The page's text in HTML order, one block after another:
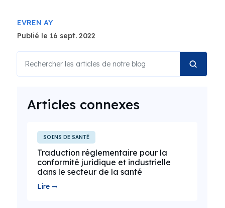
EVREN AY
Publié le 16 sept. 2022
Articles connexes
SOINS DE SANTÉ
Traduction réglementaire pour la
conformité juridique et industrielle
dans le secteur de la santé
Lire ➞